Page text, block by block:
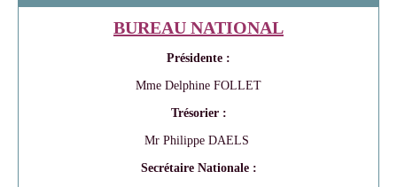
BUREAU NATIONAL
Présidente :
Mme Delphine FOLLET
Trésorier :
Mr Philippe DAELS
Secrétaire Nationale :